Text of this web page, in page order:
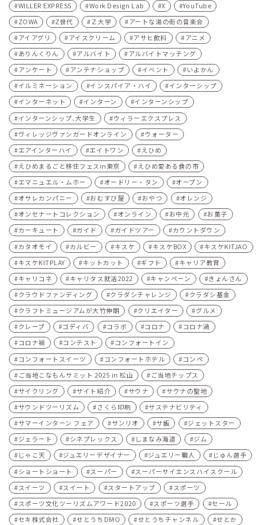
WILLER EXPRESS
Work Design Lab X
YouTube
ZOWA
Z世代 Ｚ大学
アートな湯の街の音楽会
アイアグリ
アイスクリーム アサヒ飲料
アニメ
ありんくりん
アルバイト
アルバイトマッチング
アンケート
アンテナショップ イベント
いよかん
イルミネーション
インスパイア・ハイ
インターシップ
インターネット
インターン
インターンシップ
インターンシップ､大学生
ウィラーエクスプレス
ヴィレッジヴァンガードオンライン
ウォーター
エアインターハイ
エイトワン
えひめ
えひめまるごと移住フェスin東京
えひめ愛ある食の市
エマニュエル・ムホー
オードリー・タン
オープン
オサレカンパニー
おむすび屋 おやつ
オレンジ
オンセナートコレクション
オンライン お中元
お菓子
カーキュート
ガイド ガイドツアー
カウントダウン
カタオモイ
カルビー キスケ キスケBOX
キスケKITJAO
キスケKITPLAY
キットカット ギフト
キャリア教育
キャリコネ
キャリタス就活2022 キャンペーン
きょんさん
クラウドファンディング
クラダシチャレンジ
クラダシ基金
クラフトミュージアムが大竹伸朗
クリエイター
グルメ
クレープ
ゴディバ コラボ コロナ
コロナ渦
コロナ禍
コンテスト
コンフォートイン
コンフォートスイーツ
コンフォートホテル
コンペ
ご当地こなもんサミット 2025 in 松山
ご当地チップス
サイクリング
サイト紹介 サウナ
サウナの聖地
サウンドツーリズム
さくら印刷
サステナビリティ
サマーインターン フェア
サンリオ サ飯
ジェットスター
ジェラート
シネプレックス しまなみ海道
ジム
じゃこ天
ジュエリーデザイナー ジュエリー職人
じゅん選手
ショートショート
スーパー
スーパーサイエンスハイスクール
スイーツ
スイート スタートアップ
スポーツ
スポーツ文化ツーリズムアワード2020
スポーツ選手
セール
セキ株式会社
せとうちDMO せとうちチャンネル せとか